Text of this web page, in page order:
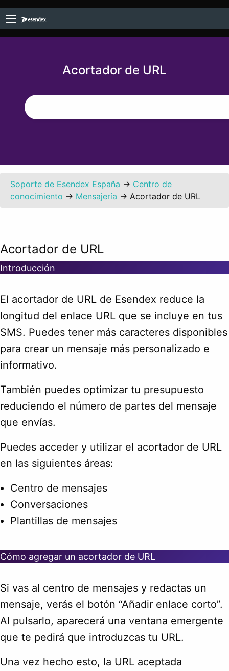
Acortador de URL
Soporte de Esendex España → Centro de
conocimiento → Mensajería → Acortador de URL
Acortador de URL
Introducción
El acortador de URL de Esendex reduce la
longitud del enlace URL que se incluye en tus
SMS. Puedes tener más caracteres disponibles
para crear un mensaje más personalizado e
informativo.
También puedes optimizar tu presupuesto
reduciendo el número de partes del mensaje
que envías.
Puedes acceder y utilizar el acortador de URL
en las siguientes áreas:
Centro de mensajes
Conversaciones
Plantillas de mensajes
Cómo agregar un acortador de URL
Si vas al centro de mensajes y redactas un
mensaje, verás el botón “Añadir enlace corto”.
Al pulsarlo, aparecerá una ventana emergente
que te pedirá que introduzcas tu URL.
Una vez hecho esto, la URL aceptada